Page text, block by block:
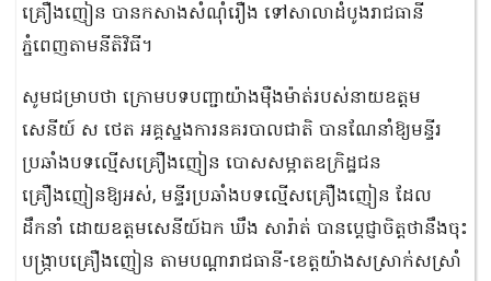
គ្រឿងញៀន បានកសាងសំណុំរឿង ទៅសាលាដំបូងរាជធានី
ភ្នំពេញតាមនីតិវិធី។
សូមជម្រាបថា ក្រោមបទបញ្ជាយ៉ាងម៉ឺងម៉ាត់របស់នាយឧត្ដម
សេនីយ៍ ស ថេត អគ្គស្នងការនគរបាលជាតិ បានណែនាំឱ្យមន្ទីរ
ប្រឆាំងបទល្មើសគ្រឿងញៀន បោសសម្អាតឧក្រិដ្ឋជន
គ្រឿងញៀនឱ្យអស់, មន្ទីរប្រឆាំងបទល្មើសគ្រឿងញៀន ដែល
ដឹកនាំ ដោយឧត្ដមសេនីយ៍ឯក ឃឹង សារ៉ាត់ បានប្តេជ្ញាចិត្តថានឹងចុះ
បង្ក្រាបគ្រឿងញៀន តាមបណ្ដារាជធានី-ខេត្ដយ៉ាងសស្រាក់សស្រាំ